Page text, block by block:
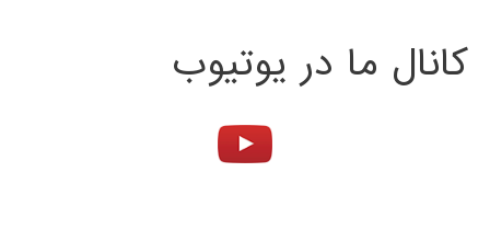
کانال ما در یوتیوب